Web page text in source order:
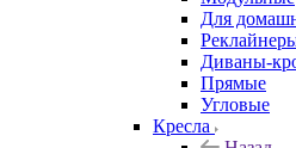
Для
Диваны-
Прямые
Угловые
Кресла